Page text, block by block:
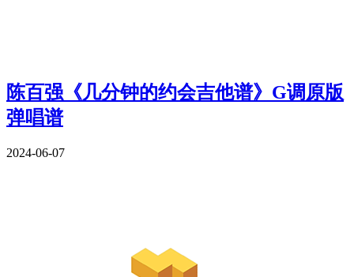
陈百强《几分钟的约会吉他谱》G调原版
弹唱谱
2024-06-07